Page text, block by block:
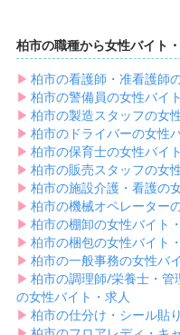
柏市の職種から女性バイト
▶︎ 柏市の看護師・准看護師
▶︎ 柏市の警備員の女性バイ
▶︎ 柏市の製造スタッフの女
▶︎ 柏市のドライバーの女性
▶︎ 柏市の保育士の女性バイ
▶︎ 柏市の販売スタッフの女
▶︎ 柏市の施設介護・看護の
▶︎ 柏市の機械オペレーター
▶︎ 柏市の棚卸の女性バイト
▶︎ 柏市の梱包の女性バイト
▶︎ 柏市の一般事務の女性バ
▶︎ 柏市の調理師/栄養士・管
の女性バイト・求人
▶︎ 柏市の仕分け・シール貼